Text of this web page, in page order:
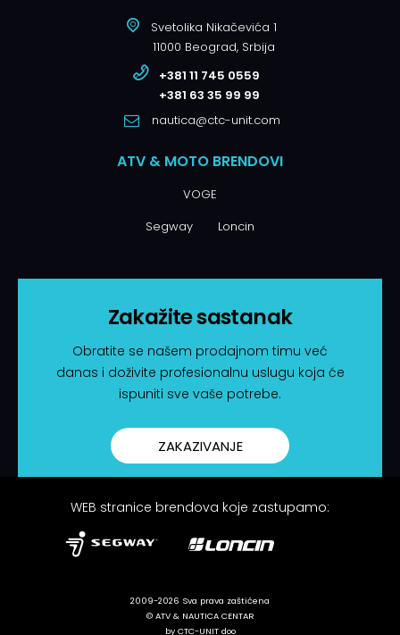
Svetolika Nikačevića 1
11000 Beograd, Srbija
+381 11 745 0559
+381 63 35 99 99
nautica@ctc-unit.com
ATV & MOTO BRENDOVI
VOGE
Segway Loncin
Zakažite sastanak
Obratite se našem prodajnom timu već
danas i doživite profesionalnu uslugu koja će
ispuniti sve vaše potrebe.
ZAKAZIVANJE
WEB stranice brendova koje zastupamo:
2009-2026 Sva prava zaštićena
© ATV & NAUTICA CENTAR
by CTC-UNIT doo